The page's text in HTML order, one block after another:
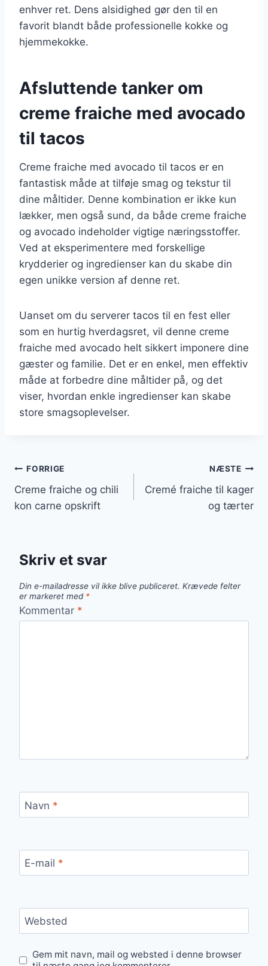
enhver ret. Dens alsidighed gør den til en
favorit blandt både professionelle kokke og
hjemmekokke.
Afsluttende tanker om
creme fraiche med avocado
til tacos
Creme fraiche med avocado til tacos er en
fantastisk måde at tilføje smag og tekstur til
dine måltider. Denne kombination er ikke kun
lækker, men også sund, da både creme fraiche
og avocado indeholder vigtige næringsstoffer.
Ved at eksperimentere med forskellige
krydderier og ingredienser kan du skabe din
egen unikke version af denne ret.
Uanset om du serverer tacos til en fest eller
som en hurtig hverdagsret, vil denne creme
fraiche med avocado helt sikkert imponere dine
gæster og familie. Det er en enkel, men effektiv
måde at forbedre dine måltider på, og det
viser, hvordan enkle ingredienser kan skabe
store smagsoplevelser.
Indlægsnavigation
FORRIGE
Creme fraiche og chili
kon carne opskrift
NÆSTE
Cremé fraiche til kager
og tærter
Skriv et svar
Din e-mailadresse vil ikke blive publiceret. Krævede felter
er markeret med *
Kommentar *
Navn *
E-mail *
Websted
Gem mit navn, mail og websted i denne browser